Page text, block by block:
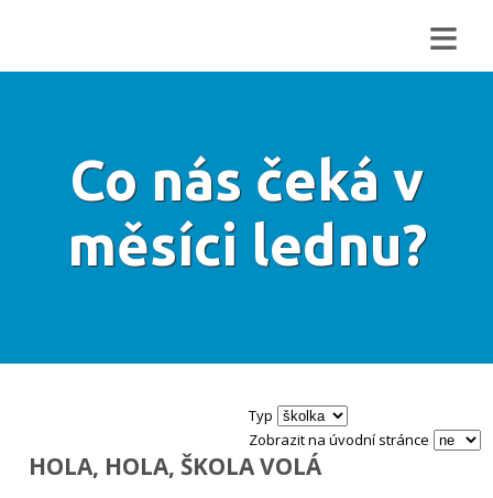
≡
Co nás čeká v
měsíci lednu?
Typ
Zobrazit na úvodní stránce
HOLA, HOLA, ŠKOLA VOLÁ